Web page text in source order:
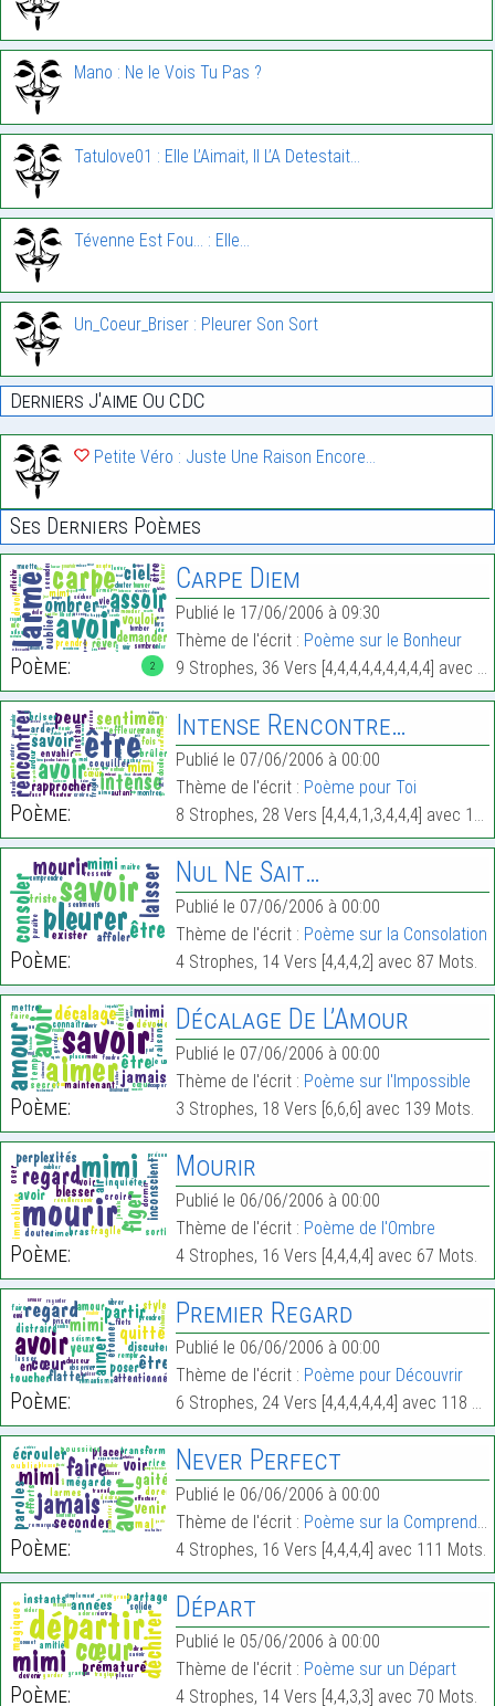
Mano : Ne le Vois Tu Pas ?
Tatulove01 : Elle L’Aimait, Il L’A Detestait…
Tévenne Est Fou... : Elle…
Un_Coeur_Briser : Pleurer Son Sort
Derniers J'aime Ou CDC
Petite Véro : Juste Une Raison Encore…
Ses Derniers Poèmes
2
Poème:
Carpe Diem
Publié le 17/06/2006 à 09:30
Thème de l'écrit : Poème sur le Bonheur
9 Strophes, 36 Vers [4,4,4,4,4,4,4,4,4] avec 204 Mots.
Poème:
Intense Rencontre…
Publié le 07/06/2006 à 00:00
Thème de l'écrit : Poème pour Toi
8 Strophes, 28 Vers [4,4,4,1,3,4,4,4] avec 173 Mots.
Poème:
Nul Ne Sait…
Publié le 07/06/2006 à 00:00
Thème de l'écrit : Poème sur la Consolation
4 Strophes, 14 Vers [4,4,4,2] avec 87 Mots.
Poème:
Décalage De L’Amour
Publié le 07/06/2006 à 00:00
Thème de l'écrit : Poème sur l'Impossible
3 Strophes, 18 Vers [6,6,6] avec 139 Mots.
Poème:
Mourir
Publié le 06/06/2006 à 00:00
Thème de l'écrit : Poème de l'Ombre
4 Strophes, 16 Vers [4,4,4,4] avec 67 Mots.
Poème:
Premier Regard
Publié le 06/06/2006 à 00:00
Thème de l'écrit : Poème pour Découvrir
6 Strophes, 24 Vers [4,4,4,4,4,4] avec 118 Mots.
Poème:
Never Perfect
Publié le 06/06/2006 à 00:00
Thème de l'écrit : Poème sur la Comprendre
4 Strophes, 16 Vers [4,4,4,4] avec 111 Mots.
Poème:
Départ
Publié le 05/06/2006 à 00:00
Thème de l'écrit : Poème sur un Départ
4 Strophes, 14 Vers [4,4,3,3] avec 70 Mots.